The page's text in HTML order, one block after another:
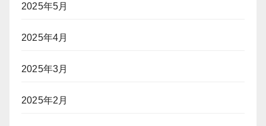
2025年5月
2025年4月
2025年3月
2025年2月